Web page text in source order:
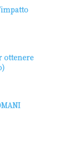
ottenere